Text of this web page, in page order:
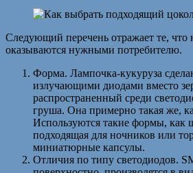
Следующий перечень отражает те, что
оказываются нужными потребителю.
Форма. Лампочка-кукуруза
излучающими диодами вместо
распространенный среди
груша. Она примерно такая же,
Используются такие формы, как
подходящая для ночников или
миниатюрные капсулы.
Отличия по типу светодиодов.